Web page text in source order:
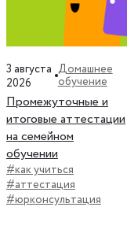
3 августа
2026
Домашнее
обучение
Промежуточные и
итоговые аттестации
на семейном
обучении
#как учиться
#аттестация
#юрконсультация